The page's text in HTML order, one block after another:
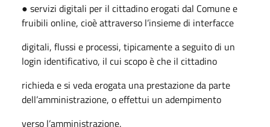
● servizi digitali per il cittadino erogati dal Comune e
fruibili online, cioè attraverso l’insieme di interfacce
digitali, flussi e processi, tipicamente a seguito di un
login identificativo, il cui scopo è che il cittadino
richieda e si veda erogata una prestazione da parte
dell’amministrazione, o effettui un adempimento
verso l’amministrazione.